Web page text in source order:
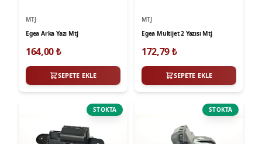
MTJ
Egea Arka Yazı Mtj
164,00₺
SEPETE EKLE
MTJ
Egea Multijet 2 Yazısı Mtj
172,79₺
SEPETE EKLE
STOKTA STOKTA